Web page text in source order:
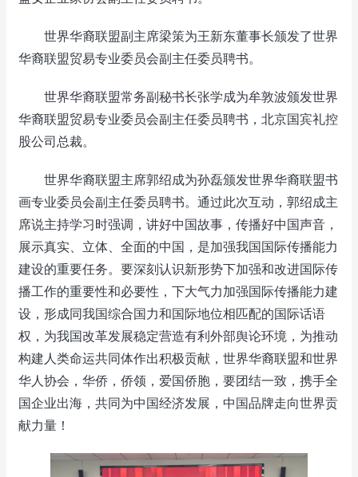
世界华裔联盟副主席梁策为王新东董事长颁发了世界
华裔联盟贸易专业委员会副主任委员聘书。
世界华裔联盟常务副秘书长张学成为牟敦波颁发世界
华裔联盟贸易专业委员会副主任委员聘书，北京国宾礼控
股公司总裁。
世界华裔联盟主席郭绍成为孙磊颁发世界华裔联盟书
画专业委员会副主任委员聘书。通过此次互动，郭绍成主
席说主持学习时强调，讲好中国故事，传播好中国声音，
展示真实、立体、全面的中国，是加强我国国际传播能力
建设的重要任务。要深刻认识新形势下加强和改进国际传
播工作的重要性和必要性，下大气力加强国际传播能力建
设，形成同我国综合国力和国际地位相匹配的国际话语
权，为我国改革发展稳定营造有利外部舆论环境，为推动
构建人类命运共同体作出积极贡献，世界华裔联盟和世界
华人协会，华侨，侨领，爱国侨胞，要团结一致，携手全
国企业出海，共同为中国经济发展，中国品牌走向世界贡
献力量！